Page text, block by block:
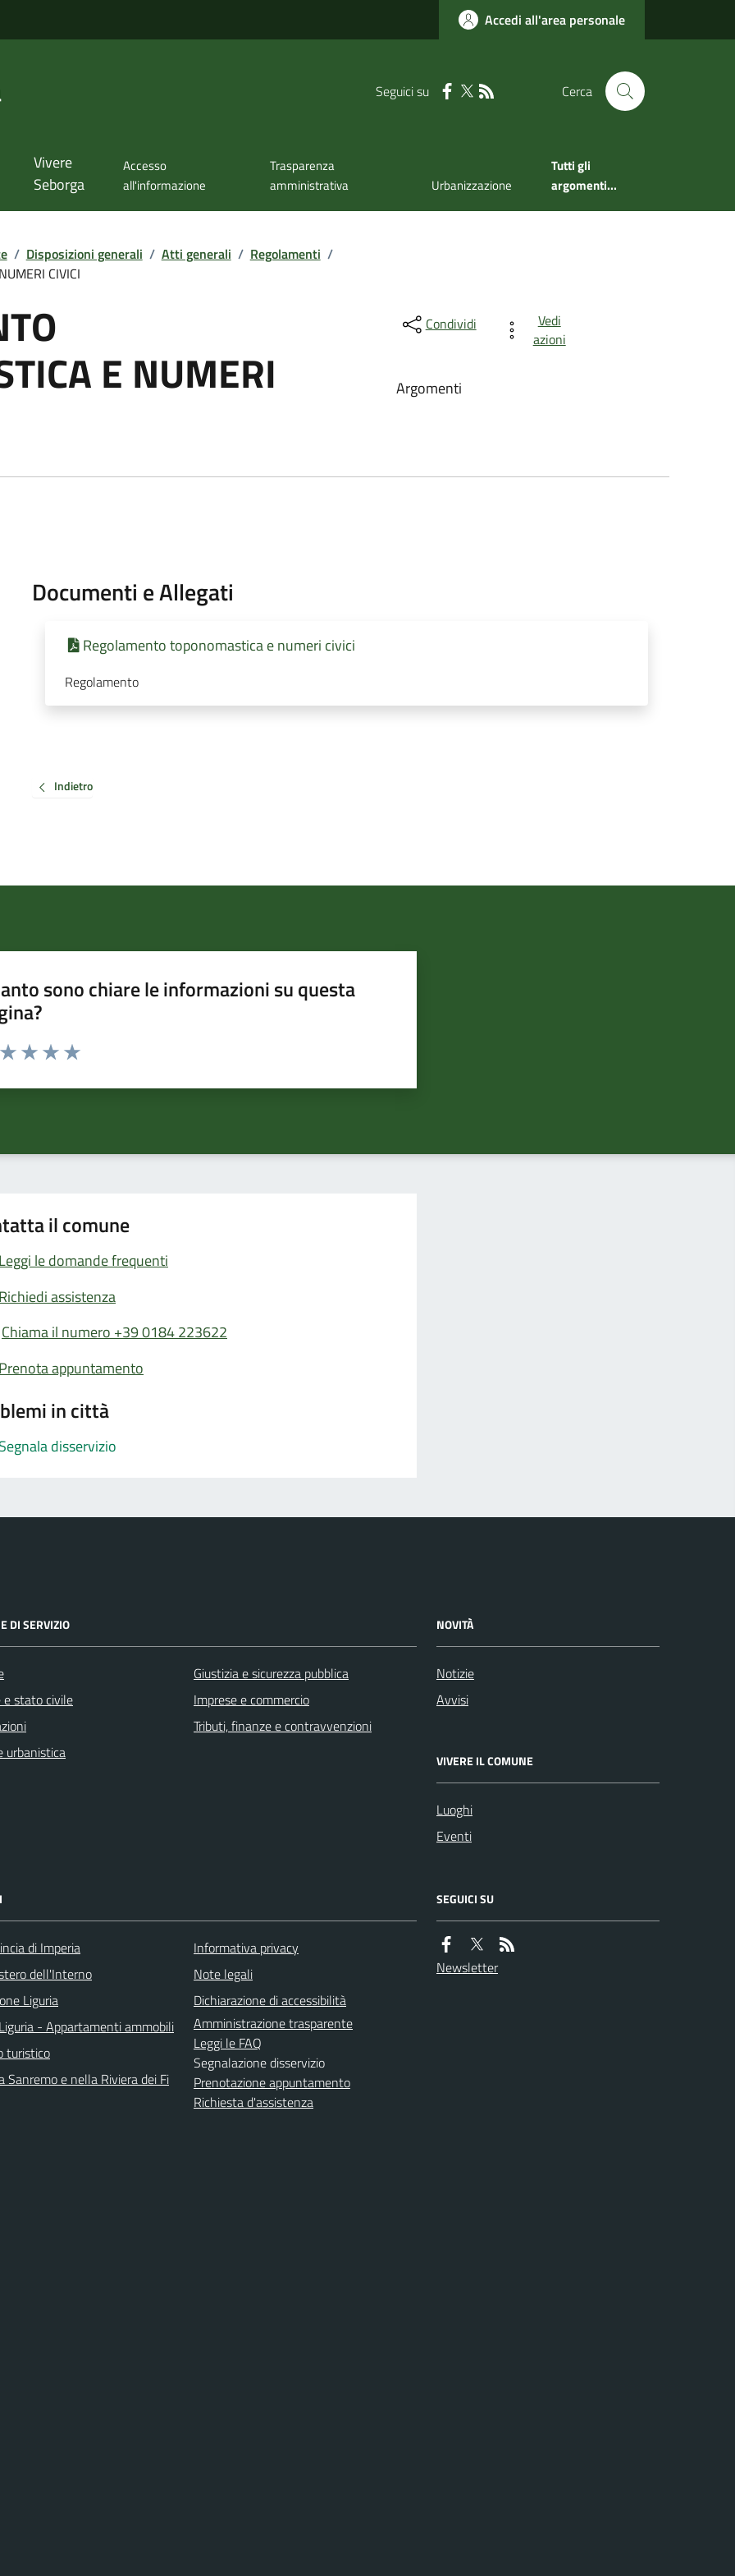
Accedi all'area personale
Seguici su Cerca
Vivere
Seborga
Accesso
all'informazione
Trasparenza
amministrativa
Urbanizzazione
Tutti gli
argomenti...
/ Disposizioni generali / Atti generali / Regolamenti /
CIVICI
E NUMERI
Condividi
Vedi
azioni
Argomenti
Documenti e Allegati
Regolamento toponomastica e numeri civici
Regolamento
Indietro
sono chiare le informazioni su questa
da 1 a 5 stelle la pagina
il comune
Leggi le domande frequenti
Richiedi assistenza
Chiama il numero +39 0184 223622
Prenota appuntamento
in città
Segnala disservizio
DI SERVIZIO
e stato civile
urbanistica
Giustizia e sicurezza pubblica
Imprese e commercio
Tributi, finanze e contravvenzioni
NOVITÀ
Notizie
Avvisi
VIVERE IL COMUNE
Luoghi
Eventi
di Imperia
dell'Interno
Liguria
- Appartamenti ammobili
turistico
Sanremo e nella Riviera dei Fi
Informativa privacy
Note legali
Dichiarazione di accessibilità
Amministrazione trasparente
Leggi le FAQ
Segnalazione disservizio
Prenotazione appuntamento
Richiesta d'assistenza
SEGUICI SU
Newsletter